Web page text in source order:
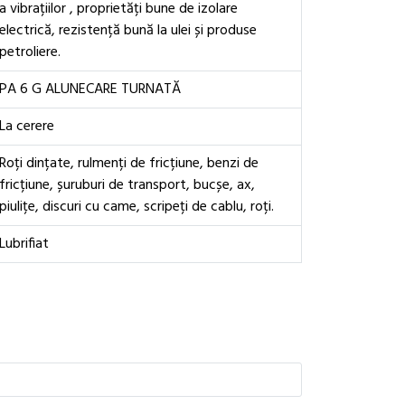
a vibrațiilor , proprietăți bune de izolare
electrică, rezistență bună la ulei și produse
petroliere.
PA 6 G ALUNECARE TURNATĂ
La cerere
Roți dințate, rulmenți de fricțiune, benzi de
fricțiune, șuruburi de transport, bucșe, ax,
piulițe, discuri cu came, scripeți de cablu, roți.
Lubrifiat